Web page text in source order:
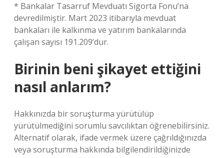
* Bankalar Tasarruf Mevduatı Sigorta Fonu’na
devredilmiştir. Mart 2023 itibarıyla mevduat
bankaları ile kalkınma ve yatırım bankalarında
çalışan sayısı 191.209’dur.
Birinin beni şikayet ettiğini
nasıl anlarım?
Hakkınızda bir soruşturma yürütülüp
yürütülmediğini sorumlu savcılıktan öğrenebilirsiniz.
Alternatif olarak, ifade vermek üzere çağrıldığınızda
veya soruşturma hakkında bilgilendirildiğinizde